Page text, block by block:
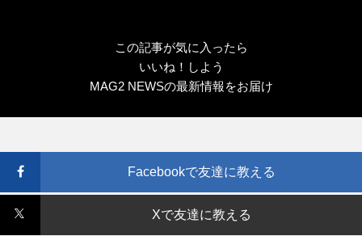
この記事が気に入ったら
いいね！しよう
MAG2 NEWSの最新情報をお届け
Facebookで友達に教える
Xで友達に教える